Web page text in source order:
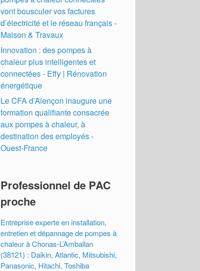
vont bousculer vos factures
d’électricité et le réseau français -
Maison & Travaux
Innovation : des pompes à
chaleur plus intelligentes et
connectées - Effy | Rénovation
énergétique
Le CFA d’Alençon inaugure une
formation qualifiante consacrée
aux pompes à chaleur, à
destination des employés -
Ouest-France
Professionnel de PAC
proche
Entreprise experte en installation,
entretien et dépannage de pompes à
chaleur à Chonas-L’Amballan
(38121) : Daikin, Atlantic, Mitsubishi,
Panasonic, Hitachi, Toshiba